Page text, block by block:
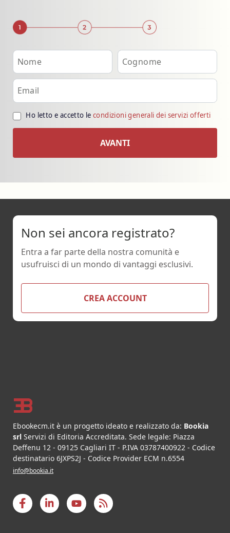
Nome Cognome
Email
Ho letto e accetto lecondizioni generali dei servizi offerti
Non sei ancora registrato?
Entra a far parte della nostra comunità e
usufruisci di un mondo di vantaggi esclusivi.
CREA ACCOUNT
Ebookecm.it è un progetto ideato e realizzato da: Bookia
srl Servizi di Editoria Accreditata. Sede legale: Piazza
Deffenu 12 - 09125 Cagliari IT - P.IVA 03787400922 - Codice
destinatario 6JXPS2J - Codice Provider ECM n.6554
info@bookia.it